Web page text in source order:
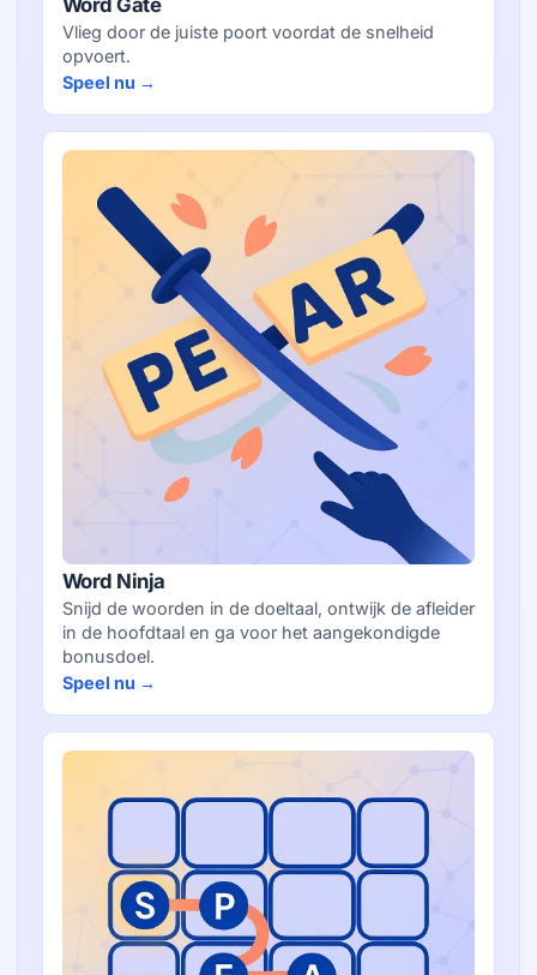
Word Gate
Vlieg door de juiste poort voordat de snelheid
opvoert.
Speel nu →
Word Ninja
Snijd de woorden in de doeltaal, ontwijk de afleider
in de hoofdtaal en ga voor het aangekondigde
bonusdoel.
Speel nu →